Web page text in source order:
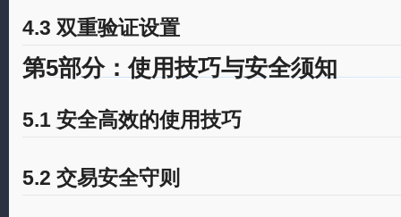
4.3 双重验证设置
第5部分：使用技巧与安全须知
5.1 安全高效的使用技巧
5.2 交易安全守则